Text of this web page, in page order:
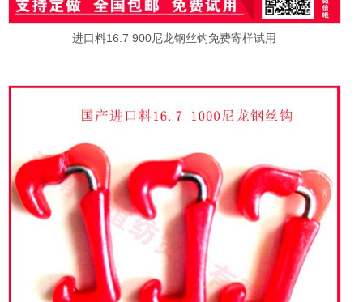
进口料16.7 900尼龙钢丝钩免费寄样试用